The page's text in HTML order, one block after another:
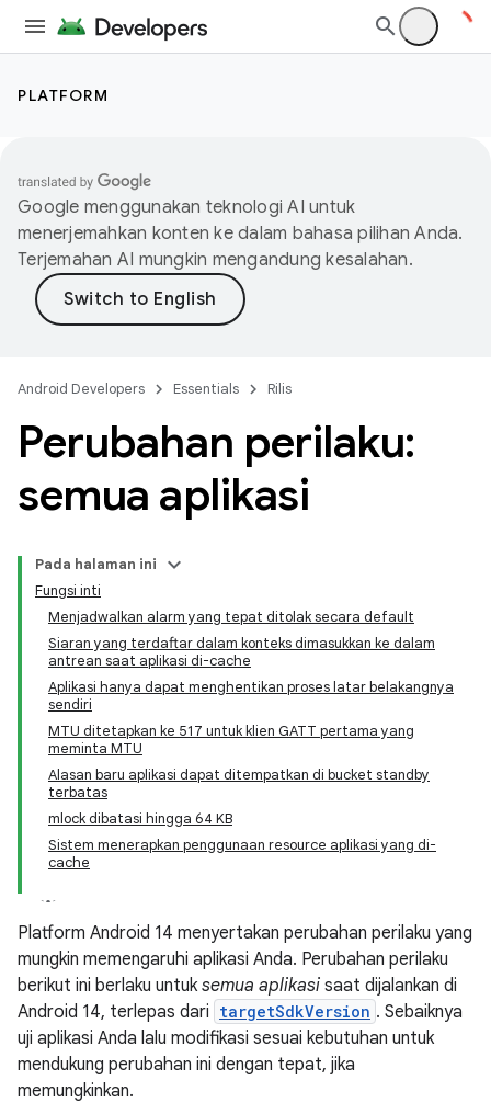
PLATFORM
Google menggunakan teknologi AI untuk
menerjemahkan konten ke dalam bahasa pilihan Anda.
Terjemahan AI mungkin mengandung kesalahan.
Android Developers Essentials Rilis
Perubahan perilaku:
semua aplikasi
Pada halaman ini
Fungsi inti
Menjadwalkan alarm yang tepat ditolak secara default
Siaran yang terdaftar dalam konteks dimasukkan ke dalam
antrean saat aplikasi di-cache
Aplikasi hanya dapat menghentikan proses latar belakangnya
sendiri
MTU ditetapkan ke 517 untuk klien GATT pertama yang
meminta MTU
Alasan baru aplikasi dapat ditempatkan di bucket standby
terbatas
mlock dibatasi hingga 64 KB
Sistem menerapkan penggunaan resource aplikasi yang di-
cache
Platform Android 14 menyertakan perubahan perilaku yang
mungkin memengaruhi aplikasi Anda. Perubahan perilaku
berikut ini berlaku untuk semua aplikasi saat dijalankan di
Android 14, terlepas dari targetSdkVersion . Sebaiknya
uji aplikasi Anda lalu modifikasi sesuai kebutuhan untuk
mendukung perubahan ini dengan tepat, jika
memungkinkan.